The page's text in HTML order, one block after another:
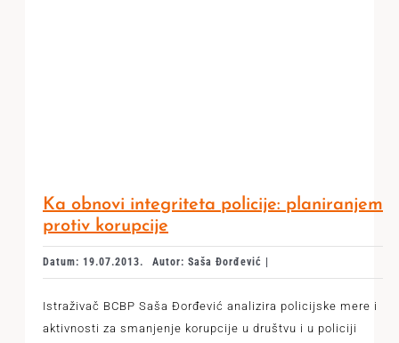
Ka obnovi integriteta policije: planiranjem
protiv korupcije
Datum: 19.07.2013. Autor: Saša Đorđević |
Istraživač BCBP Saša Đorđević analizira policijske mere i
aktivnosti za smanjenje korupcije u društvu i u policiji